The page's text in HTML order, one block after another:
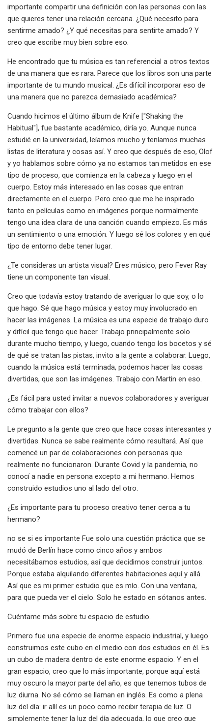
importante compartir una definición con las personas con las
que quieres tener una relación cercana. ¿Qué necesito para
sentirme amado? ¿Y qué necesitas para sentirte amado? Y
creo que escribe muy bien sobre eso.
He encontrado que tu música es tan referencial a otros textos
de una manera que es rara. Parece que los libros son una parte
importante de tu mundo musical. ¿Es difícil incorporar eso de
una manera que no parezca demasiado académica?
Cuando hicimos el último álbum de Knife ["Shaking the
Habitual"], fue bastante académico, diría yo. Aunque nunca
estudié en la universidad, leíamos mucho y teníamos muchas
listas de literatura y cosas así. Y creo que después de eso, Olof
y yo hablamos sobre cómo ya no estamos tan metidos en ese
tipo de proceso, que comienza en la cabeza y luego en el
cuerpo. Estoy más interesado en las cosas que entran
directamente en el cuerpo. Pero creo que me he inspirado
tanto en películas como en imágenes porque normalmente
tengo una idea clara de una canción cuando empiezo. Es más
un sentimiento o una emoción. Y luego sé los colores y en qué
tipo de entorno debe tener lugar.
¿Te consideras un artista visual? Eres músico, pero Fever Ray
tiene un componente tan visual.
Creo que todavía estoy tratando de averiguar lo que soy, o lo
que hago. Sé que hago música y estoy muy involucrado en
hacer las imágenes. La música es una especie de trabajo duro
y difícil que tengo que hacer. Trabajo principalmente solo
durante mucho tiempo, y luego, cuando tengo los bocetos y sé
de qué se tratan las pistas, invito a la gente a colaborar. Luego,
cuando la música está terminada, podemos hacer las cosas
divertidas, que son las imágenes. Trabajo con Martin en eso.
¿Es fácil para usted invitar a nuevos colaboradores y averiguar
cómo trabajar con ellos?
Le pregunto a la gente que creo que hace cosas interesantes y
divertidas. Nunca se sabe realmente cómo resultará. Así que
comencé un par de colaboraciones con personas que
realmente no funcionaron. Durante Covid y la pandemia, no
conocí a nadie en persona excepto a mi hermano. Hemos
construido estudios uno al lado del otro.
¿Es importante para tu proceso creativo tener cerca a tu
hermano?
no se si es importante Fue solo una cuestión práctica que se
mudó de Berlín hace como cinco años y ambos
necesitábamos estudios, así que decidimos construir juntos.
Porque estaba alquilando diferentes habitaciones aquí y allá.
Así que es mi primer estudio que es mío. Con una ventana,
para que pueda ver el cielo. Solo he estado en sótanos antes.
Cuéntame más sobre tu espacio de estudio.
Primero fue una especie de enorme espacio industrial, y luego
construimos este cubo en el medio con dos estudios en él. Es
un cubo de madera dentro de este enorme espacio. Y en el
gran espacio, creo que lo más importante, porque aquí está
muy oscuro la mayor parte del año, es que tenemos tubos de
luz diurna. No sé cómo se llaman en inglés. Es como a plena
luz del día: ir allí es un poco como recibir terapia de luz. O
simplemente tener la luz del día adecuada, lo que creo que